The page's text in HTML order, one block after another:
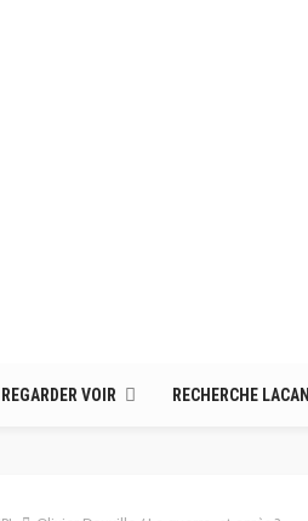
REGARDER VOIR RECHERCHE LACAN